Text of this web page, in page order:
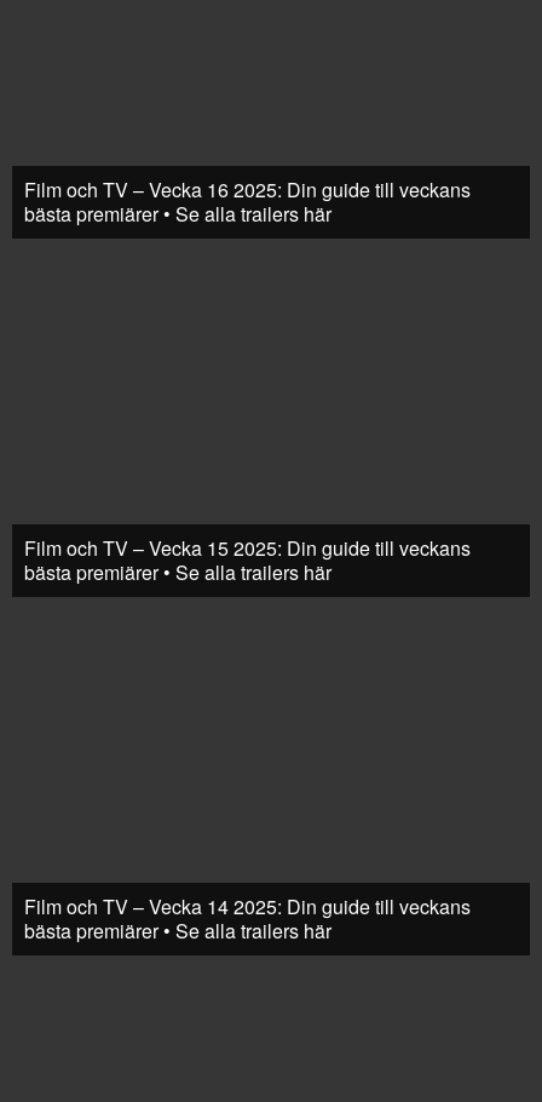
Film och TV – Vecka 16 2025: Din guide till veckans
bästa premiärer • Se alla trailers här
Film och TV – Vecka 15 2025: Din guide till veckans
bästa premiärer • Se alla trailers här
Film och TV – Vecka 14 2025: Din guide till veckans
bästa premiärer • Se alla trailers här